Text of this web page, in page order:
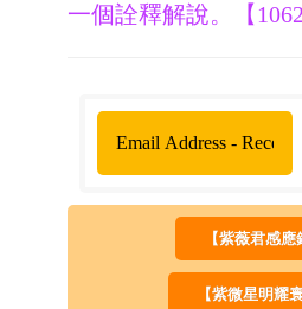
一個詮釋解說。【
【紫薇君感應
【紫微星明耀寰